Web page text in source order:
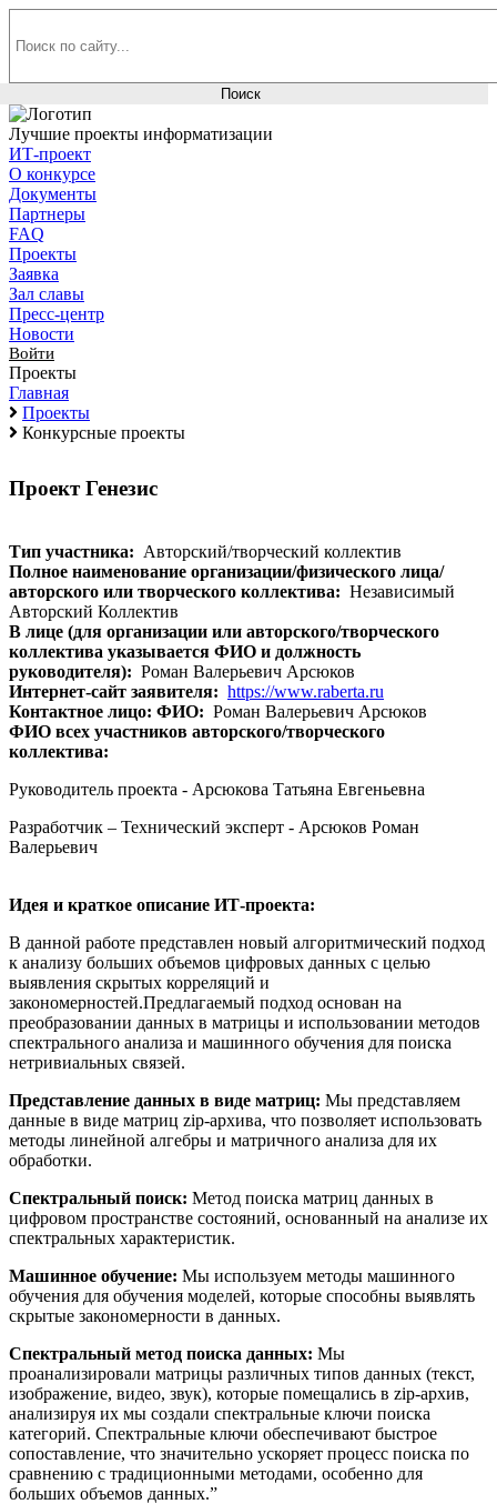
Лучшие проекты информатизации
ИТ-проект
О конкурсе
Документы
Партнеры
FAQ
Проекты
Заявка
Зал славы
Пресс-центр
Новости
Войти
Проекты
Главная
Проекты
Конкурсные проекты
Проект Генезис
Тип участника: Авторский/творческий коллектив
Полное наименование организации/физического лица/
авторского или творческого коллектива: Независимый
Авторский Коллектив
В лице (для организации или авторского/творческого
коллектива указывается ФИО и должность
руководителя): Роман Валерьевич Арсюков
Интернет-сайт заявителя: https://www.raberta.ru
Контактное лицо: ФИО: Роман Валерьевич Арсюков
ФИО всех участников авторского/творческого
коллектива:
Руководитель проекта - Арсюкова Татьяна Евгеньевна
Разработчик – Технический эксперт - Арсюков Роман
Валерьевич
Идея и краткое описание ИТ-проекта:
В данной работе представлен новый алгоритмический подход
к анализу больших объемов цифровых данных с целью
выявления скрытых корреляций и
закономерностей.Предлагаемый подход основан на
преобразовании данных в матрицы и использовании методов
спектрального анализа и машинного обучения для поиска
нетривиальных связей.
Представление данных в виде матриц: Мы представляем
данные в виде матриц zip-архива, что позволяет использовать
методы линейной алгебры и матричного анализа для их
обработки.
Спектральный поиск: Метод поиска матриц данных в
цифровом пространстве состояний, основанный на анализе их
спектральных характеристик.
Машинное обучение: Мы используем методы машинного
обучения для обучения моделей, которые способны выявлять
скрытые закономерности в данных.
Спектральный метод поиска данных: Мы
проанализировали матрицы различных типов данных (текст,
изображение, видео, звук), которые помещались в zip-архив,
анализируя их мы создали спектральные ключи поиска
категорий. Спектральные ключи обеспечивают быстрое
сопоставление, что значительно ускоряет процесс поиска по
сравнению с традиционными методами, особенно для
больших объемов данных.”